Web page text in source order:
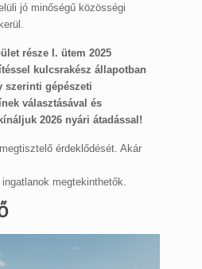
jó minőségű közösségi
része I. ütem 2025
kulcsrakész állapotban
szerinti gépészeti
választásával és
2026 nyári átadással!
érdeklődését. Akár
megtekinthetők.